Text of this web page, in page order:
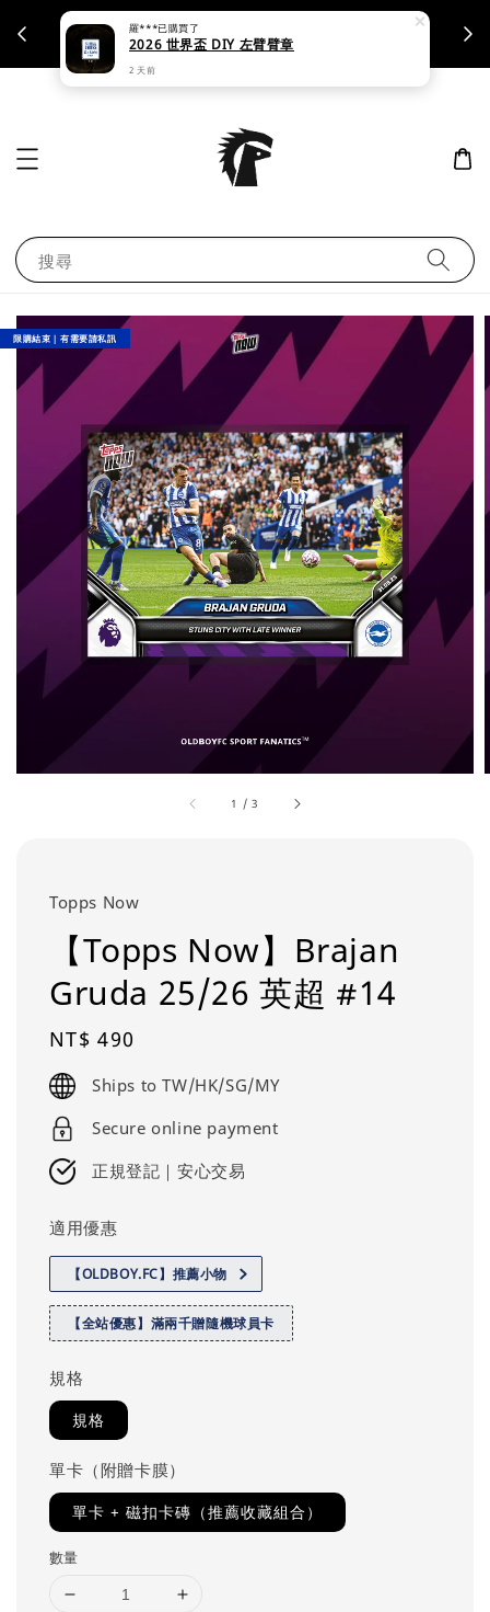
支援刷卡｜皆開立統一發票
搜尋
1 /3
限購結束｜有需要請私訊
Topps Now
【Topps Now】Brajan
Gruda 25/26 英超 #14
Regular
price
NT$ 490
Ships to TW/HK/SG/MY
Secure online payment
正規登記｜安心交易
適用優惠
【OLDBOY.FC】推薦小物
【全站優惠】滿兩千贈隨機球員卡
規格
規格
單卡（附贈卡膜）
單卡 + 磁扣卡磚（推薦收藏組合）
數量
羅***已購買了
2026 世界盃 DIY 左臂臂章
2 天前